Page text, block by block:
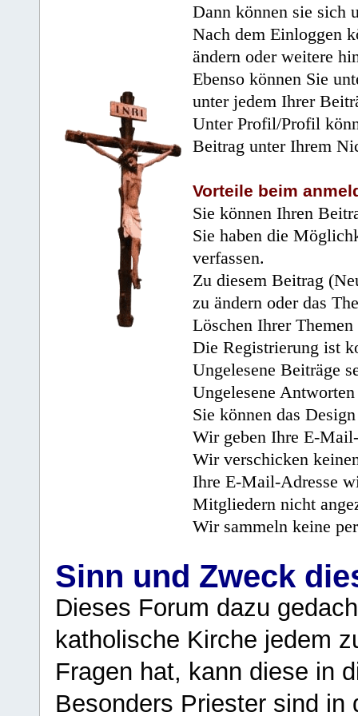
Dann können sie sich
Nach dem Einloggen
ändern oder weitere
Ebenso können Sie
unter jedem Ihrer
Unter Profil/Profil
Beitrag unter Ihrem
Vorteile beim
Sie können Ihren
Sie haben die
verfassen.
Zu diesem Beitrag
zu ändern oder das
Löschen Ihrer
Die Registrierung ist
Ungelesene Beiträge
Ungelesene
Sie können das
Wir geben Ihre E-
Wir verschicken
Ihre E-Mail-Adresse
Mitgliedern nicht
Wir sammeln keine
Sinn und Zweck
Dieses Forum dazu
katholische Kirche jedem
Fragen hat, kann diese in
Besonders Priester sind in